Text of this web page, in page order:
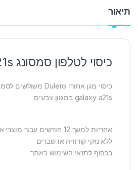
תיאור
כיסוי לטלפון סמסונג a21s
galaxy a21s במגוון צבעים
אחריות למשך 12 חודשים עבור מוצרי אלקטרוניקה
ללא נזקי קורוזיה או שברים
בכפוף לתנאי השימוש באתר